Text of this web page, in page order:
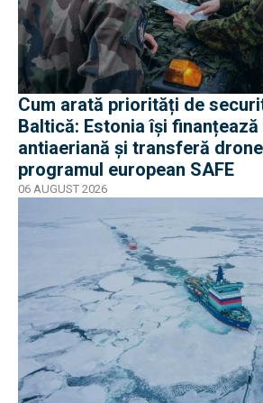
Cum arată priorități de
Baltică: Estonia își finanțează
antiaeriană și transferă
programul european SAFE
06 AUGUST 2026